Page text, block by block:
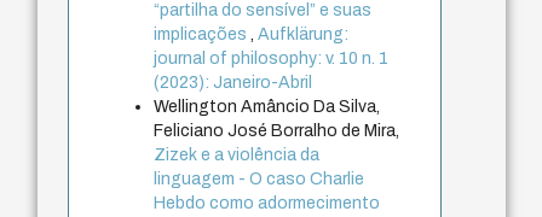
“partilha do sensível” e suas
implicações,Aufklärung:
journal of philosophy: v. 10 n. 1
(2023): Janeiro-Abril
Wellington Amâncio Da Silva,
Feliciano José Borralho de Mira,
Zizek e a violência da
linguagem - O caso Charlie
Hebdo como adormecimento